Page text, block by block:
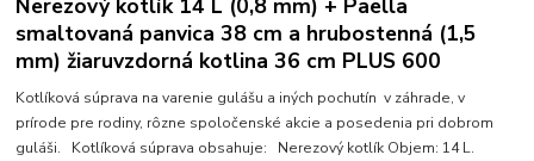
Nerezový kotlík 14 L (0,8 mm) + Paella
smaltovaná panvica 38 cm a hrubostenná (1,5
mm) žiaruvzdorná kotlina 36 cm PLUS 600
Kotlíková súprava na varenie gulášu a iných pochutín v záhrade, v
prírode pre rodiny, rôzne spoločenské akcie a posedenia pri dobrom
guláši. Kotlíková súprava obsahuje: Nerezový kotlík Objem: 14 L.